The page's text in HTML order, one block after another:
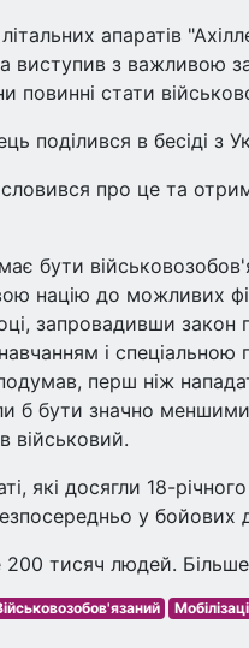
апаратів
виступив з важливою
повинні стати
поділився в бесіді з
про це та
бути
націю до можливих
запровадивши закон
і
подумав, перш ніж
б бути значно
військовий.
які досягли 18-
у бойових
200 тисяч людей.